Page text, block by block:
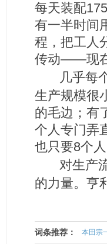
每天装配
有一半时间
程，把工人
传动——现
几乎每
生产规模很
的毛边；有
个人专门弄
也只要8个
对生产
的力量。亨
词条推荐： 本田宗